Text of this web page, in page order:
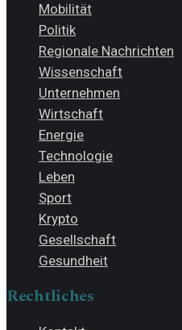
Mobilität
Politik
Regionale Nachrichten
Wissenschaft
Unternehmen
Wirtschaft
Energie
Technologie
Leben
Sport
Krypto
Gesellschaft
Gesundheit
Rechtliches